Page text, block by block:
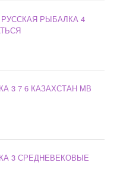
РЫБАЛКА 4
3 7 6 КАЗАХСТАН МВ
3 СРЕДНЕВЕКОВЫЕ